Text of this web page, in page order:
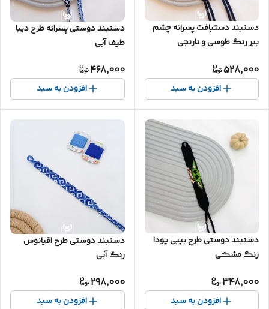
دستبند دستبافت پسرانه چشم
ببر رنگ طوسی و نارنجی
528,000
افزودن به سبد
دستبند دوستی پسرانه طرح دیبا
طیف آبی
468,000
افزودن به سبد
دستبند دوستی طرح بیبی یودا
رنگ مشکی
348,000
افزودن به سبد
دستبند دوستی طرح اقیانوس
رنگ آبی
298,000
افزودن به سبد